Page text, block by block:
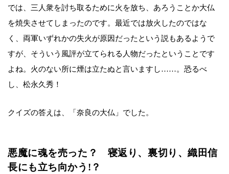
では、三人衆を討ち取るために火を放ち、あろうことか大仏
を焼失させてしまったのです。最近では放火したのではな
く、両軍いずれかの失火が原因だったという説もあるようで
すが、そういう風評が立てられる人物だったということです
よね。火のない所に煙は立たぬと言いますし……。恐るべ
し、松永久秀！
クイズの答えは、「奈良の大仏」でした。
悪魔に魂を売った？ 寝返り、裏切り、織田信
長にも立ち向かう!？